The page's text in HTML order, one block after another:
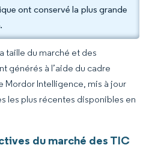
ont conservé la plus grande
taille du marché et des
générés à l’aide du cadre
Mordor Intelligence, mis à jour
les plus récentes disponibles en
du marché des TIC